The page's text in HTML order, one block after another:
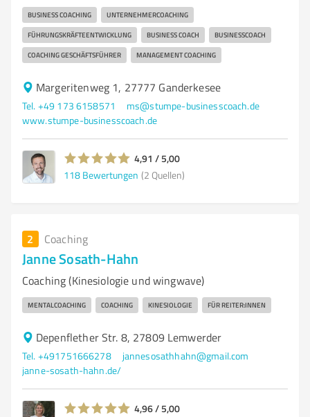
BUSINESS COACHING UNTERNEHMERCOACHING
FÜHRUNGSKRÄFTEENTWICKLUNG BUSINESS COACH BUSINESSCOACH
COACHING GESCHÄFTSFÜHRER MANAGEMENT COACHING
Margeritenweg 1, 27777 Ganderkesee
Tel. +49 173 6158571
ms@stumpe-businesscoach.de
www.stumpe-businesscoach.de
4,91 / 5,00
118 Bewertungen (2 Quellen)
2 Coaching
Janne Sosath-Hahn
Coaching (Kinesiologie und wingwave)
MENTALCOACHING COACHING KINESIOLOGIE FÜR REITER:INNEN
Depenflether Str. 8, 27809 Lemwerder
Tel. +491751666278
jannesosathhahn@gmail.com
janne-sosath-hahn.de/
4,96 / 5,00